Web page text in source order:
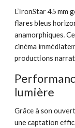
L’IronStar 45 mm
flares bleus
anamorphiques.
cinéma
productions
lumière
Grâce à son
une captation